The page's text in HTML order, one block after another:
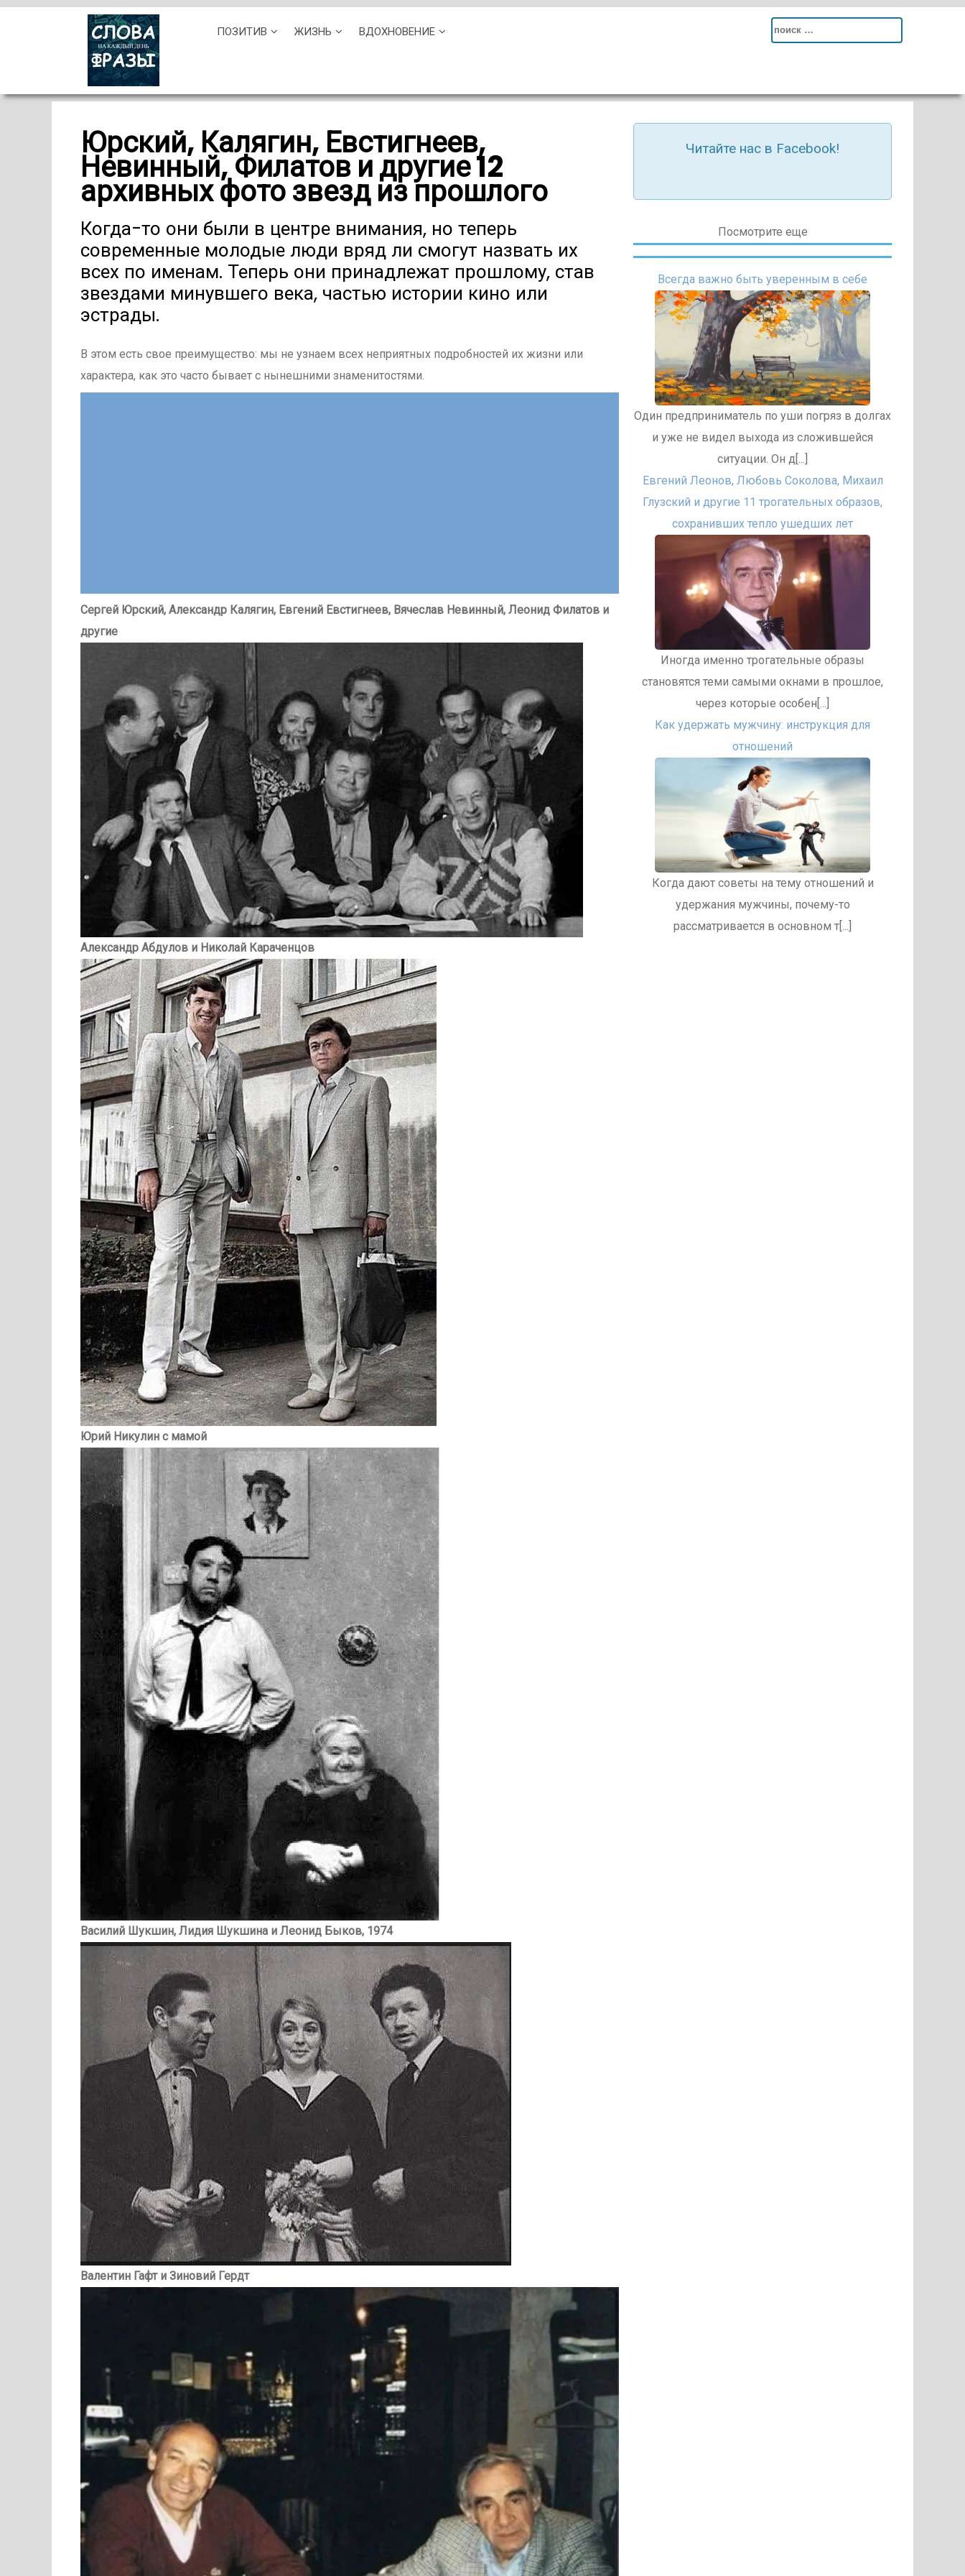
ПОЗИТИВ ЖИЗНЬ ВДОХНОВЕНИЕ
Search
Юрский, Калягин, Евстигнеев,
Невинный, Филатов и другие 12
архивных фото звезд из прошлого
Когда-то они были в центре внимания, но теперь
современные молодые люди вряд ли смогут назвать их
всех по именам. Теперь они принадлежат прошлому, став
звездами минувшего века, частью истории кино или
эстрады.
В этом есть свое преимущество: мы не узнаем всех неприятных подробностей их жизни или
характера, как это часто бывает с нынешними знаменитостями.
Сергей Юрский, Александр Калягин, Евгений Евстигнеев, Вячеслав Невинный, Леонид Филатов и
другие
Александр Абдулов и Николай Караченцов
Юрий Никулин с мамой
Василий Шукшин, Лидия Шукшина и Леонид Быков, 1974
Валентин Гафт и Зиновий Гердт
Читайте нас в Facebook!
Посмотрите еще
Всегда важно быть уверенным в себе
Один предприниматель по уши погряз в долгах
и уже не видел выхода из сложившейся
ситуации. Он д[...]
Евгений Леонов, Любовь Соколова, Михаил
Глузский и другие 11 трогательных образов,
сохранивших тепло ушедших лет
Иногда именно трогательные образы
становятся теми самыми окнами в прошлое,
через которые особен[...]
Как удержать мужчину: инструкция для
отношений
Когда дают советы на тему отношений и
удержания мужчины, почему-то
рассматривается в основном т[...]